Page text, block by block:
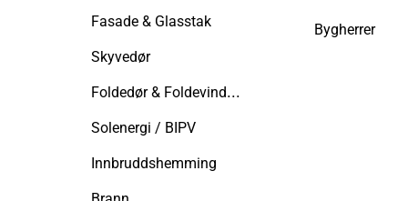
Fasade & Glasstak
Skyvedør
Foldedør & Foldevindusdør
Solenergi / BIPV
Innbruddshemming
Bygherrer